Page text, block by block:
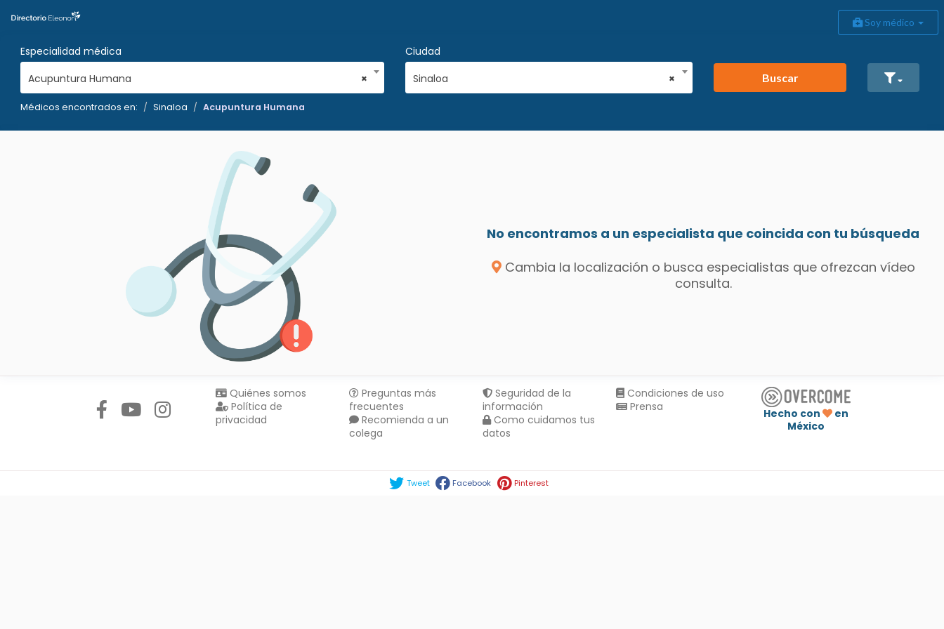
Soy médico
Especialidad médica
×
Acupuntura Humana
Ciudad
×
Sinaloa Buscar
Médicos encontrados en: Sinaloa Acupuntura Humana
No encontramos a un especialista que coincida con tu búsqueda
Cambia la localización o busca especialistas que ofrezcan vídeo
consulta.
Quiénes somos
Política de
privacidad
Preguntas más
frecuentes
Recomienda a un
colega
Seguridad de la
información
Como cuidamos tus
datos
Condiciones de uso
Prensa
Hecho con
en
México
Tweet Facebook Pinterest